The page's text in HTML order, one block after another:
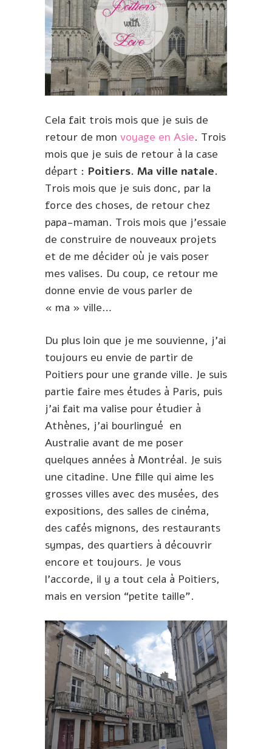
Cela fait trois mois que je suis de
retour de mon voyage en Asie. Trois
mois que je suis de retour à la case
départ : Poitiers. Ma ville natale.
Trois mois que je suis donc, par la
force des choses, de retour chez
papa-maman. Trois mois que j’essaie
de construire de nouveaux projets
et de me décider où je vais poser
mes valises. Du coup, ce retour me
donne envie de vous parler de
« ma » ville…
Du plus loin que je me souvienne, j’ai
toujours eu envie de partir de
Poitiers pour une grande ville. Je suis
partie faire mes études à Paris, puis
j’ai fait ma valise pour étudier à
Athènes, j’ai bourlingué en
Australie avant de me poser
quelques années à Montréal. Je suis
une citadine. Une fille qui aime les
grosses villes avec des musées, des
expositions, des salles de cinéma,
des cafés mignons, des restaurants
sympas, des quartiers à découvrir
encore et toujours. Je vous
l’accorde, il y a tout cela à Poitiers,
mais en version “petite taille”.